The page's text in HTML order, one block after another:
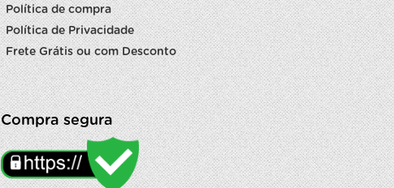
Política de compra
Política de Privacidade
Frete Grátis ou com Desconto
Compra segura